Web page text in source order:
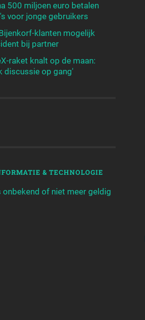
500 miljoen euro betalen
voor jonge gebruikers
klanten mogelijk
bij partner
raket knalt op de maan:
discussie op gang'
& TECHNOLOGIE
onbekend of niet meer geldig